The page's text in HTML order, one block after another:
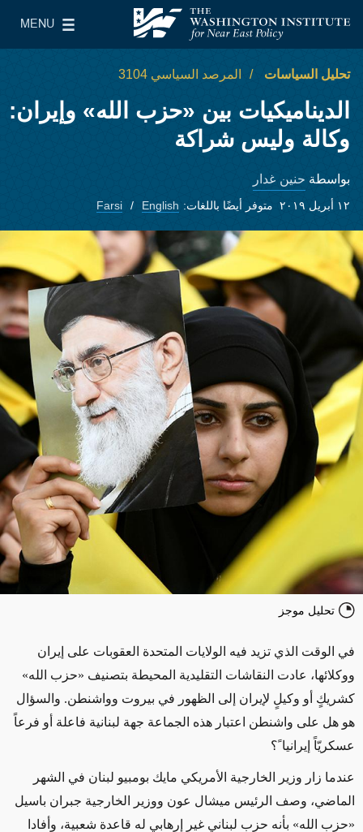
معهد واشنطن لسياسات الشرق الأدنى
MENU
Main Menu
تحليل السياسات المرصد السياسي 3104
الديناميكيات بين «حزب الله» وإيران:
وكالة وليس شراكة
بواسطة حنين غدار
١٢ أبريل ٢٠١٩ متوفر أيضًا باللغات: English
Farsi
تحليل موجز
في الوقت الذي تزيد فيه الولايات المتحدة العقوبات على إيران
ووكلائها، عادت النقاشات التقليدية المحيطة بتصنيف «حزب الله»
كشريكٍ أو وكيلٍ لإيران إلى الظهور في بيروت وواشنطن. والسؤال
هو هل على واشنطن اعتبار هذه الجماعة جهة لبنانية فاعلة أو فرعاً
عسكريّاً إيرانيا ً؟
عندما زار وزير الخارجية الأمريكي مايك بومبيو لبنان في الشهر
الماضي، وصف الرئيس ميشال عون ووزير الخارجية جبران باسيل
«حزب الله» بأنه حزب لبناني غير إرهابي له قاعدة شعبية، وأفادا